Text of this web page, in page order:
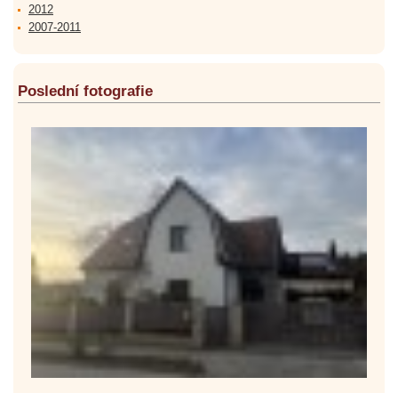
2012
2007-2011
Poslední fotografie